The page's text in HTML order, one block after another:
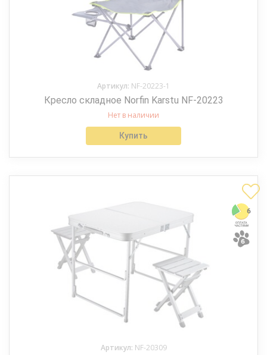
Артикул: NF-20223-1
Кресло складное Norfin Karstu NF-20223
Нет в наличии
Купить
Артикул: NF-20309